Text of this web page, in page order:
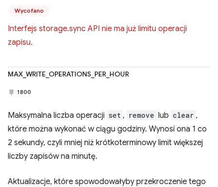
Wycofano
Interfejs storage.sync API nie ma już limitu operacji
zapisu.
MAX_WRITE_OPERATIONS_PER_HOUR
1800
Maksymalna liczba operacji set , remove lub clear ,
które można wykonać w ciągu godziny. Wynosi ona 1 co
2 sekundy, czyli mniej niż krótkoterminowy limit większej
liczby zapisów na minutę.
Aktualizacje, które spowodowałyby przekroczenie tego